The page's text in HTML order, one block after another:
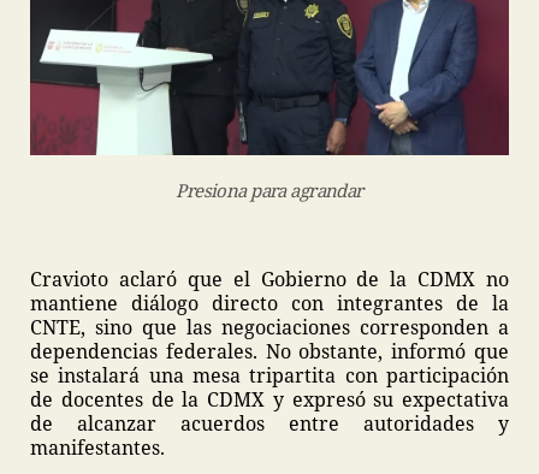
Presiona para agrandar
Cravioto aclaró que el Gobierno de la CDMX no
mantiene diálogo directo con integrantes de la
CNTE, sino que las negociaciones corresponden a
dependencias federales. No obstante, informó que
se instalará una mesa tripartita con participación
de docentes de la CDMX y expresó su expectativa
de alcanzar acuerdos entre autoridades y
manifestantes.